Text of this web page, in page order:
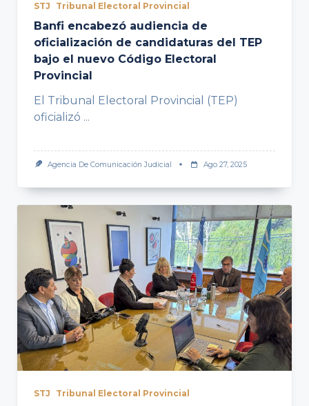
STJ Tribunal Electoral Provincial
Banfi encabezó audiencia de
oficialización de candidaturas del TEP
bajo el nuevo Código Electoral
Provincial
El Tribunal Electoral Provincial (TEP)
oficializó ...
Agencia De Comunicación Judicial Ago 27, 2025
STJ Tribunal Electoral Provincial